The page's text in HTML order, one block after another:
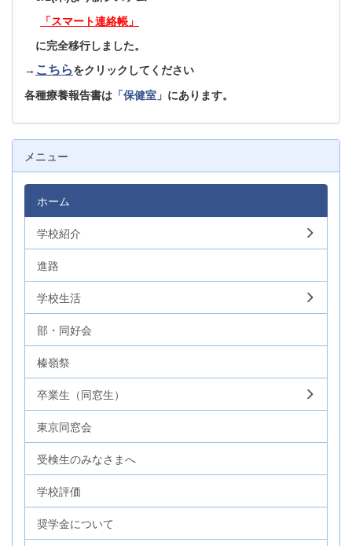
「スマート連絡帳」
に完全移行しました。
→ こちらをクリックしてください
各種療養報告書は 「保健室」 にあります。
メニュー
ホーム
学校紹介
進路
学校生活
部・同好会
榛嶺祭
卒業生（同窓生）
東京同窓会
受検生のみなさまへ
学校評価
奨学金について